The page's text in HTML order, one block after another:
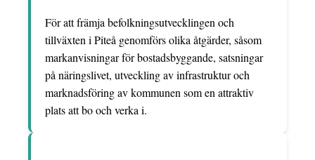
För att främja befolkningsutvecklingen och
tillväxten i Piteå genomförs olika åtgärder, såsom
markanvisningar för bostadsbyggande, satsningar
på näringslivet, utveckling av infrastruktur och
marknadsföring av kommunen som en attraktiv
plats att bo och verka i.